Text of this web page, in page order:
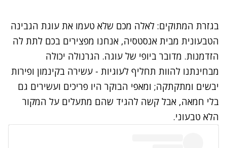
בגזרת המתוקים: לאלה מכם שלא טעמו את עוגת הגבינה
הטבעונית מבית אנסטסיה, אנחנו מפצירים בכם לתת לה
הזדמנות. מדובר ביופי של עוגה. הגרנולה יכולה
מבחינתנו להוות תחליף לעוגיות - עשירה בקינמון ופירות
יבשים ומתקתקה; ומאפי הבוקר היו פריכים ועשירים גם
בלי חמאה, אבל קשה להגיד שהם מתעלים על המקור
הלא טבעוני.